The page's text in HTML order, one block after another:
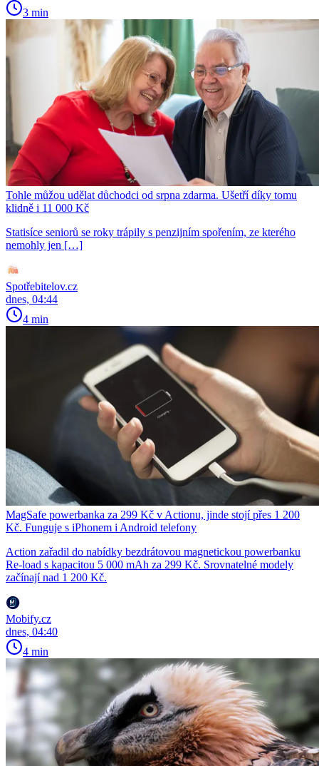
3 min
Tohle můžou udělat důchodci od srpna zdarma. Ušetří díky tomu
klidně i 11 000 Kč
Statisíce seniorů se roky trápily s penzijním spořením, ze kterého
nemohly jen […]
Spotřebitelov.cz
dnes, 04:44
4 min
MagSafe powerbanka za 299 Kč v Actionu, jinde stojí přes 1 200
Kč. Funguje s iPhonem i Android telefony
Action zařadil do nabídky bezdrátovou magnetickou powerbanku
Re-load s kapacitou 5 000 mAh za 299 Kč. Srovnatelné modely
začínají nad 1 200 Kč.
Mobify.cz
dnes, 04:40
4 min